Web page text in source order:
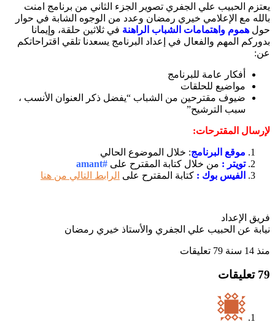
الحبيب علي الجفري تصوير الجزء الثاني من برنامج امنت
مع الإعلامي خيري رمضان وعدد من الوجوه الشابة في حوار
هموم واهتمامات الشباب الراهنةفي ثلاثين حلقة، وإيمانا
المهم والفعال في إعداد البرنامج يسعدنا تلقي اقتراحاتكم
أفكار عامة للبرنامج
مواضيع للحلقات
ضيوف مقترحين من الشباب “يفضل ذكر العنوان الأنسب ،
سبب الترشيح”
المقترحات:
موقع البرنامج: خلال الموضوع الحالي
تويتر :من خلال كتابة المقترح على #amant
الفيس بوك : كتابة المقترح على الرابط التالي من هنا
عن الحبيب علي الجفري والأستاذ خيري رمضان
79 تعليقات